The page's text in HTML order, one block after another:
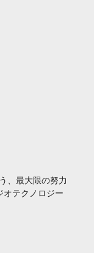
、最大限の努力
オテクノロジー